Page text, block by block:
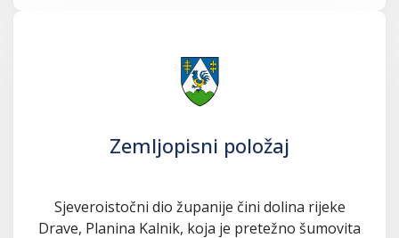
Zemljopisni položaj
Sjeveroistočni dio županije čini dolina rijeke
Drave, Planina Kalnik, koja je pretežno šumovita